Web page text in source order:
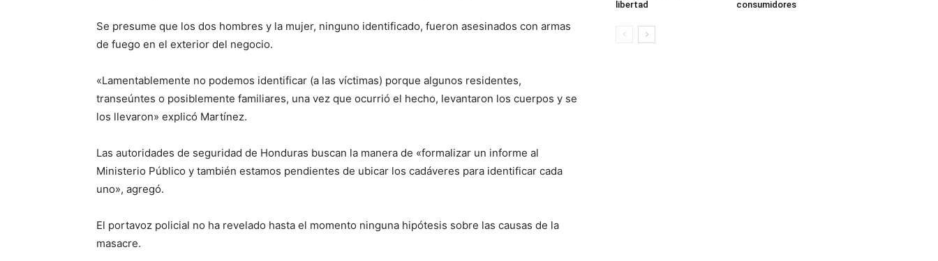
Se presume que los dos hombres y la mujer, ninguno identificado, fueron asesinados con armas
de fuego en el exterior del negocio.
«Lamentablemente no podemos identificar (a las víctimas) porque algunos residentes,
transeúntes o posiblemente familiares, una vez que ocurrió el hecho, levantaron los cuerpos y se
los llevaron» explicó Martínez.
Las autoridades de seguridad de Honduras buscan la manera de «formalizar un informe al
Ministerio Público y también estamos pendientes de ubicar los cadáveres para identificar cada
uno», agregó.
El portavoz policial no ha revelado hasta el momento ninguna hipótesis sobre las causas de la
masacre.
libertad
consumidores